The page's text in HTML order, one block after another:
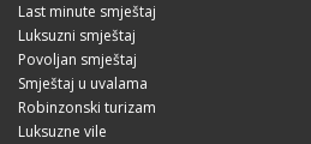
Last minute smještaj
Luksuzni smještaj
Povoljan smještaj
Smještaj u uvalama
Robinzonski turizam
Luksuzne vile